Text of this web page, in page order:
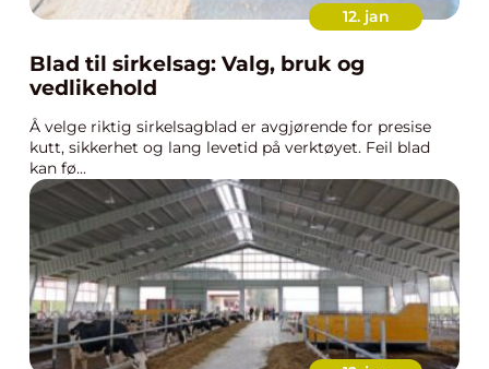
12. jan
Blad til sirkelsag: Valg, bruk og
vedlikehold
Å velge riktig sirkelsagblad er avgjørende for presise
kutt, sikkerhet og lang levetid på verktøyet. Feil blad
kan fø...